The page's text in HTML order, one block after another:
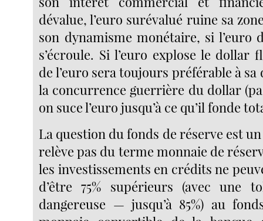
dévalue, l’euro surévalué ruine sa
son dynamisme monétaire, si l’euro
s’écroule. Si l’euro explose le dollar
de l’euro sera toujours préférable à
la concurrence guerrière du dollar
on suce l’euro jusqu’à ce qu’il fonde
La question du fonds de réserve est
relève pas du terme monnaie de
les investissements en crédits ne
d’être 75% supérieurs (avec une
dangereuse — jusqu’à 85%) au